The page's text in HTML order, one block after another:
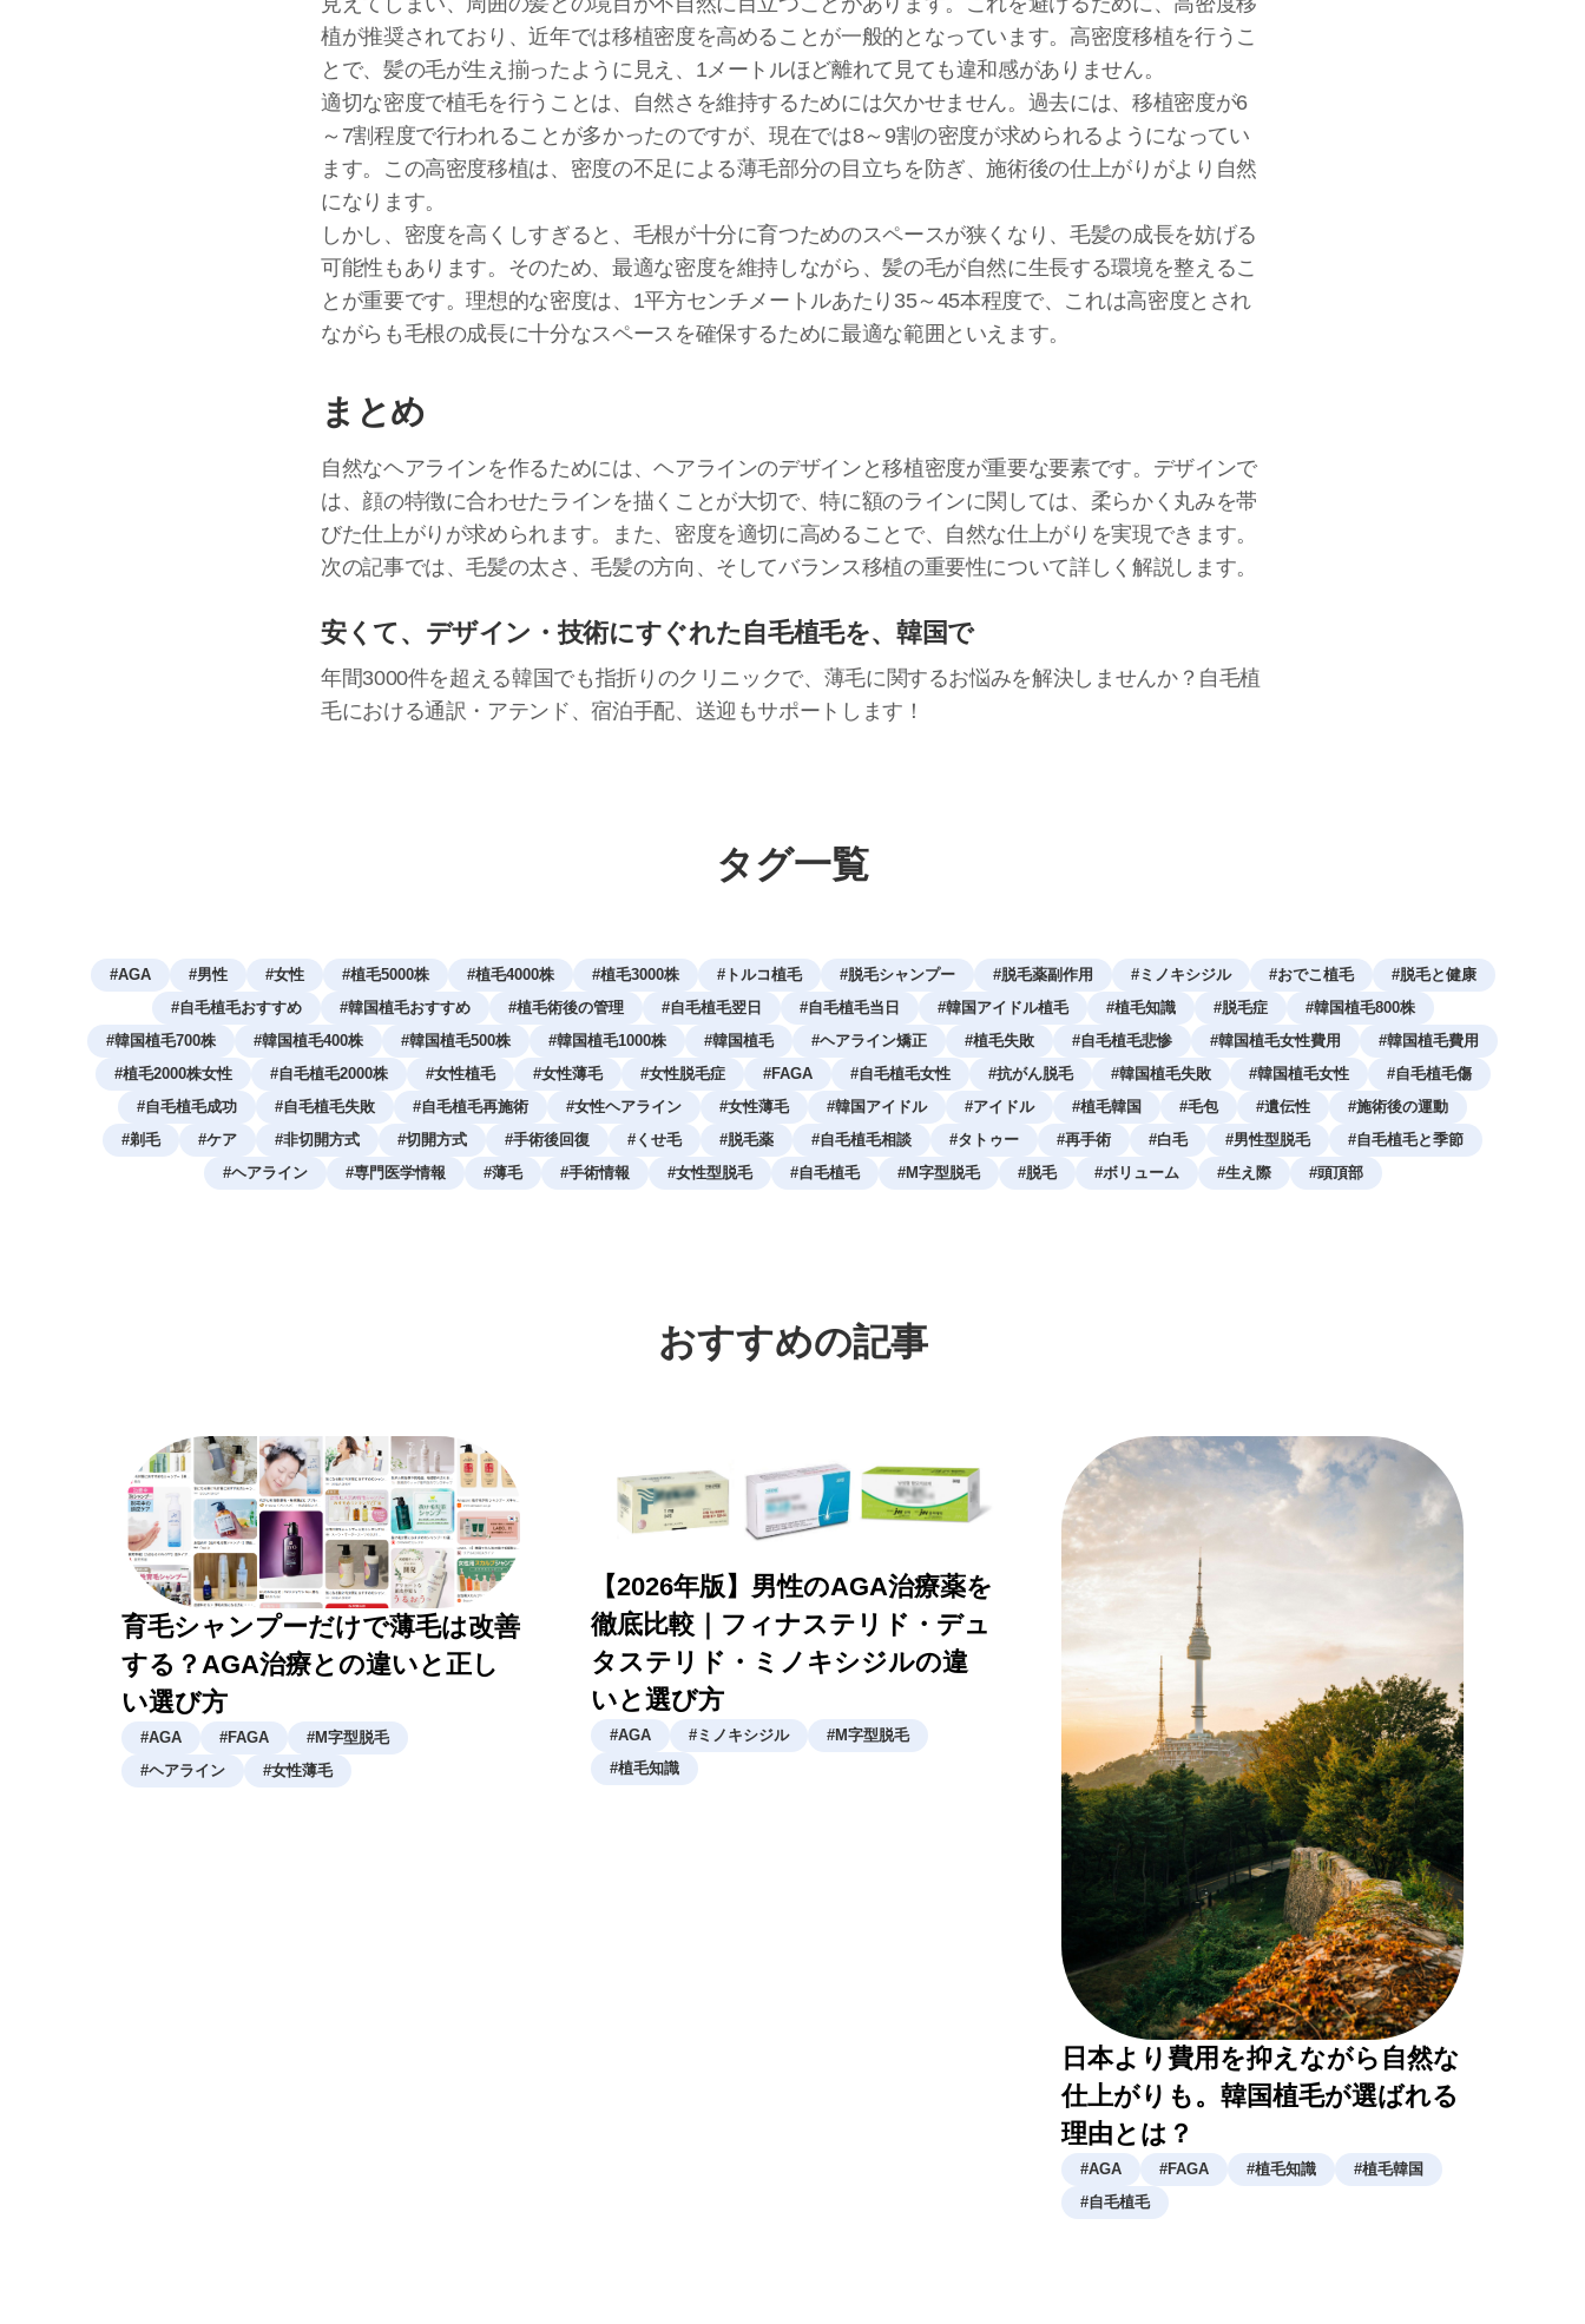
植が推奨されており、近年では移植密度を高めることが一般的となっています。高密度移植を行うこ
とで、髪の毛が生え揃ったように見え、1メートルほど離れて見ても違和感がありません。
適切な密度で植毛を行うことは、自然さを維持するためには欠かせません。過去には、移植密度が6
～7割程度で行われることが多かったのですが、現在では8～9割の密度が求められるようになってい
ます。この高密度移植は、密度の不足による薄毛部分の目立ちを防ぎ、施術後の仕上がりがより自然
になります。
しかし、密度を高くしすぎると、毛根が十分に育つためのスペースが狭くなり、毛髪の成長を妨げる
可能性もあります。そのため、最適な密度を維持しながら、髪の毛が自然に生長する環境を整えるこ
とが重要です。理想的な密度は、1平方センチメートルあたり35～45本程度で、これは高密度とされ
ながらも毛根の成長に十分なスペースを確保するために最適な範囲といえます。
まとめ
自然なヘアラインを作るためには、ヘアラインのデザインと移植密度が重要な要素です。デザインで
は、顔の特徴に合わせたラインを描くことが大切で、特に額のラインに関しては、柔らかく丸みを帯
びた仕上がりが求められます。また、密度を適切に高めることで、自然な仕上がりを実現できます。
次の記事では、毛髪の太さ、毛髪の方向、そしてバランス移植の重要性について詳しく解説します。
安くて、デザイン・技術にすぐれた自毛植毛を、韓国で
年間3000件を超える韓国でも指折りのクリニックで、薄毛に関するお悩みを解決しませんか？自毛植
毛における通訳・アテンド、宿泊手配、送迎もサポートします！
タグ一覧
#AGA #男性 #女性 #植毛5000株 #植毛4000株 #植毛3000株 #トルコ植毛 #脱毛シャンプー #脱毛薬副作用 #ミノキシジル #おでこ植毛 #脱毛と健康
#自毛植毛おすすめ #韓国植毛おすすめ #植毛術後の管理 #自毛植毛翌日 #自毛植毛当日 #韓国アイドル植毛 #植毛知識 #脱毛症 #韓国植毛800株
#韓国植毛700株 #韓国植毛400株 #韓国植毛500株 #韓国植毛1000株 #韓国植毛 #ヘアライン矯正 #植毛失敗 #自毛植毛悲惨 #韓国植毛女性費用 #韓国植毛費用
#植毛2000株女性 #自毛植毛2000株 #女性植毛 #女性薄毛 #女性脱毛症 #FAGA #自毛植毛女性 #抗がん脱毛 #韓国植毛失敗 #韓国植毛女性 #自毛植毛傷
#自毛植毛成功 #自毛植毛失敗 #自毛植毛再施術 #女性ヘアライン #女性薄毛 #韓国アイドル #アイドル #植毛韓国 #毛包 #遺伝性 #施術後の運動
#剃毛 #ケア #非切開方式 #切開方式 #手術後回復 # くせ毛 #脱毛薬 #自毛植毛相談 #タトゥー #再手術 #白毛 #男性型脱毛 #自毛植毛と季節
#ヘアライン #専門医学情報 #薄毛 #手術情報 #女性型脱毛 #自毛植毛 #M字型脱毛 #脱毛 #ボリューム #生え際 #頭頂部
おすすめの記事
育毛シャンプーだけで薄毛は改善
する？AGA治療との違いと正し
い選び方
#AGA #FAGA #M字型脱毛
#ヘアライン #女性薄毛
【2026年版】男性のAGA治療薬を
徹底比較｜フィナステリド・デュ
タステリド・ミノキシジルの違
いと選び方
#AGA # ミノキシジル #M字型脱毛
#植毛知識
日本より費用を抑えながら自然な
仕上がりも。韓国植毛が選ばれる
理由とは？
#AGA #FAGA #植毛知識 #植毛韓国
#自毛植毛